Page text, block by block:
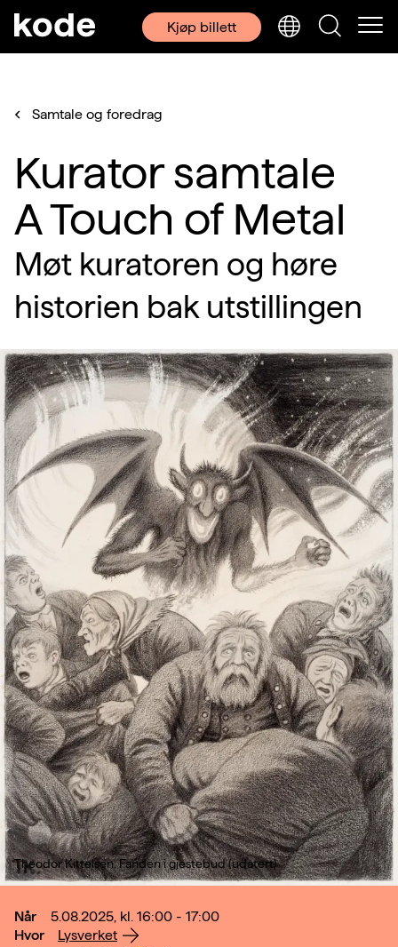
Kjøp billett
Samtale og foredrag
Kurator samtale
A Touch of Metal
Møt kuratoren og høre
historien bak utstillingen
Theodor Kittelsen: Fanden i gjestebud (udatert)
Når
5.08.2025, kl. 16:00 - 17:00
Hvor
Lysverket